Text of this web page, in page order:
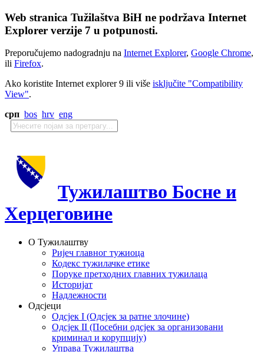
Web stranica Tužilaštva BiH ne podržava Internet
Explorer verzije 7 u potpunosti.
Preporučujemo nadogradnju na Internet Explorer, Google Chrome,
ili Firefox.
Ako koristite Internet explorer 9 ili više isključite "Compatibility
View".
срп bos hrv eng
Тужилаштво Босне и
Херцеговине
О Тужилаштву
Ријеч главног тужиоца
Кодекс тужилачке етике
Поруке претходних главних тужилаца
Историјат
Надлежности
Одсјеци
Одсјек I (Одсјек за ратне злочине)
Одсјек II (Посебни одсјек за организовани
криминал и корупцију)
Управа Тужилаштва